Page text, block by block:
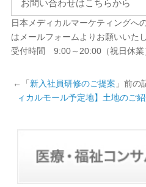
お問い合わせはこちらから
日本メディカルマーケティングへ
はメールフォームよりお願いい
受付時間 9:00～20:00（祝日休業
←「 新入社員研修のご提案 」前
ィカルモール予定地】土地のご